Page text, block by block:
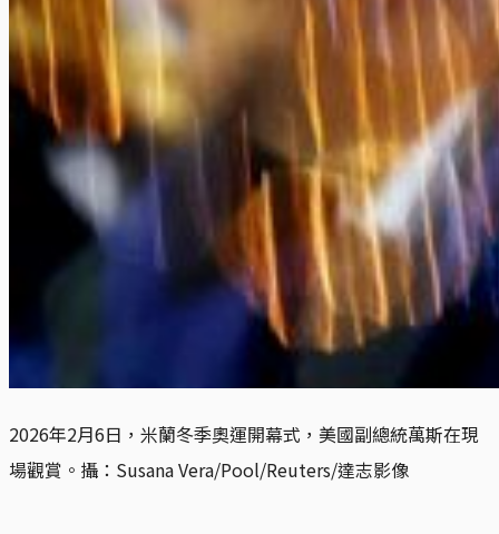
2026年2月6日，米蘭冬季奧運開幕式，美國副總統萬斯在現
場觀賞。攝：Susana Vera/Pool/Reuters/達志影像